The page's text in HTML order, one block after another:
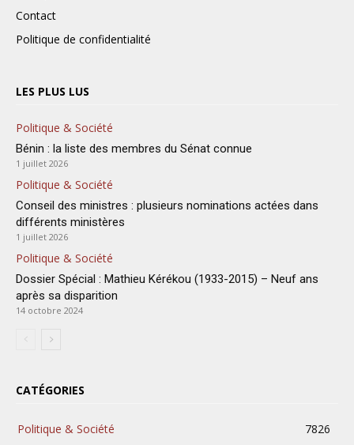
Contact
Politique de confidentialité
LES PLUS LUS
Politique & Société
Bénin : la liste des membres du Sénat connue
1 juillet 2026
Politique & Société
Conseil des ministres : plusieurs nominations actées dans
différents ministères
1 juillet 2026
Politique & Société
Dossier Spécial : Mathieu Kérékou (1933-2015) – Neuf ans
après sa disparition
14 octobre 2024
CATÉGORIES
Politique & Société
7826